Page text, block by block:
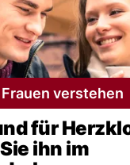
verstehen
für
ihn im